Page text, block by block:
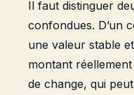
Il faut distinguer
confondues. D’un
une valeur stable
montant
de change, qui